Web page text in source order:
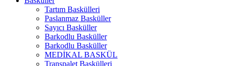
Tartım Baskülleri
Paslanmaz Basküller
Sayıcı Basküller
Barkodlu Basküller
Barkodlu Basküller
MEDİKAL BASKÜL
Transpalet Baskülleri